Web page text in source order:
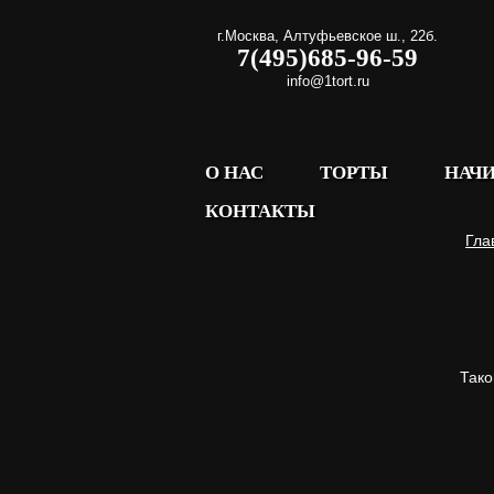
г.Москва, Алтуфьевское ш., 22б.
7(495)685-96-59
info@1tort.ru
О НАС ТОРТЫ
КОНТАКТЫ